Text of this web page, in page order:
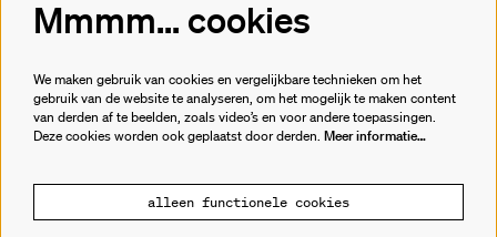
Volg ons
Meld je aan voor de nieuwsbrief.
Mmmm... cookies
We maken gebruik van cookies en vergelijkbare technieken om het
gebruik van de website te analyseren, om het mogelijk te maken content
van derden af te beelden, zoals video’s en voor andere toepassingen.
Deze cookies worden ook geplaatst door derden. Meer informatie…
alleen functionele cookies